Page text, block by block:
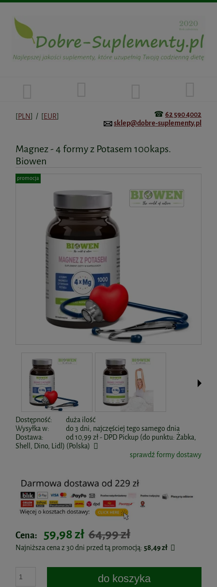
[PLN] / [EUR] ☎ 62 590 4002
sklep@dobre-suplementy.pl
Magnez - 4 formy z Potasem 100kaps.
Biowen
promocja
Dostępność:
duża ilość
Wysyłka w:
do 3 dni, najczęściej tego samego dnia
Dostawa:
od 10,99 zł- DPD Pickup (do punktu: Żabka,
Shell, Dino, Lidl) (Polska)
sprawdź formy dostawy
Cena: 59,98 zł 64,99 zł
Najniższa cena z 30 dni przed tą promocją: 58,49 zł
do koszyka